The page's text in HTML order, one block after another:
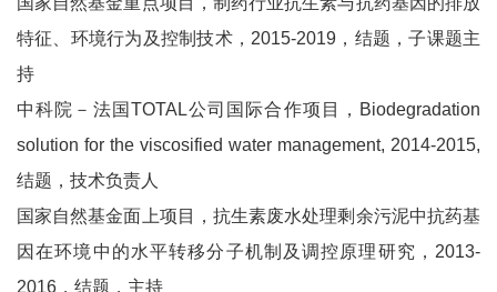
特征、环境行为及控制技术，2015-2019，结题，子课题主
持
中科院－法国TOTAL公司国际合作项目，Biodegradation
solution for the viscosified water management, 2014-2015,
结题，技术负责人
国家自然基金面上项目，抗生素废水处理剩余污泥中抗药基
因在环境中的水平转移分子机制及调控原理研究，2013-
2016，结题，主持